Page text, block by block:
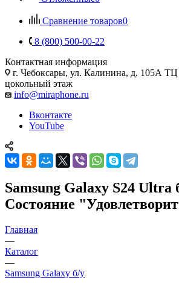
Сравнение товаров0
8 (800) 500-00-22
Контактная информация
г. Чебоксары, ул. Калинина, д. 105А
цокольный этаж
info@miraphone.ru
Вконтакте
YouTube
Samsung Galaxy S24 Ultra
Состояние
Главная
—
Каталог
—
Samsung Galaxy б/у